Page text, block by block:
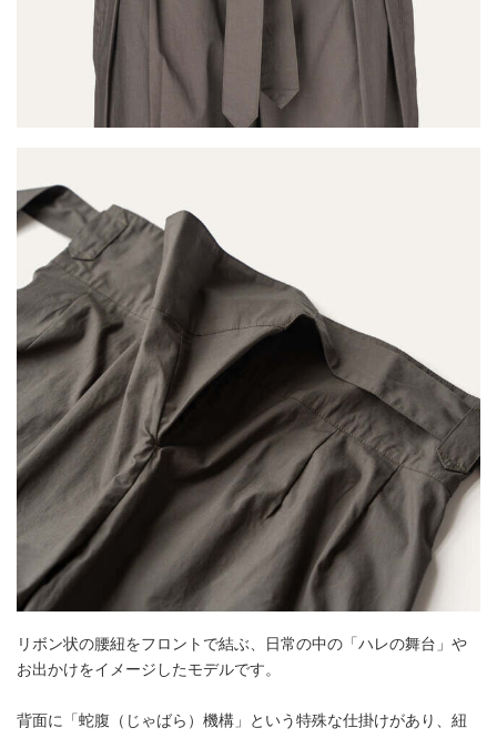
リボン状の腰紐をフロントで結ぶ、日常の中の「ハレの舞台」や
お出かけをイメージしたモデルです。
背面に「蛇腹（じゃばら）機構」という特殊な仕掛けがあり、紐